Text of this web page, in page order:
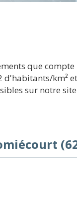
que
d'habitants/km²
sur notre